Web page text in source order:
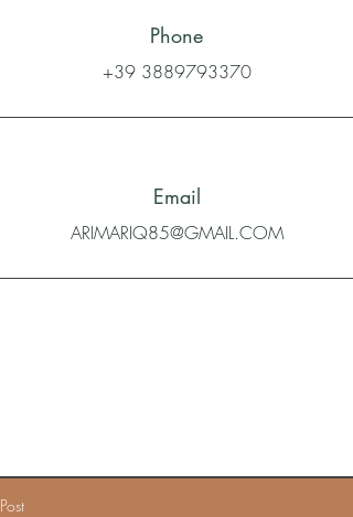
Phone
+39 3889793370
Email
ARIMARIQ85@GMAIL.COM
Post